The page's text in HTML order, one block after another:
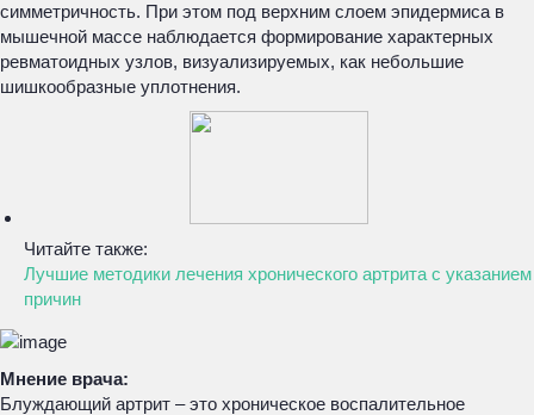
симметричность. При этом под верхним слоем эпидермиса в
мышечной массе наблюдается формирование характерных
ревматоидных узлов, визуализируемых, как небольшие
шишкообразные уплотнения.
Читайте также:
Лучшие методики лечения хронического артрита с указанием
причин
Мнение врача:
Блуждающий артрит – это хроническое воспалительное